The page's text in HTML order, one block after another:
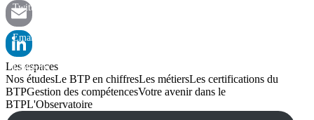
Twitter
Email
LinkedIn
Les espaces
Nos étudesLe BTP en chiffresLes métiersLes certifications du
BTPGestion des compétencesVotre avenir dans le
BTPL'Observatoire